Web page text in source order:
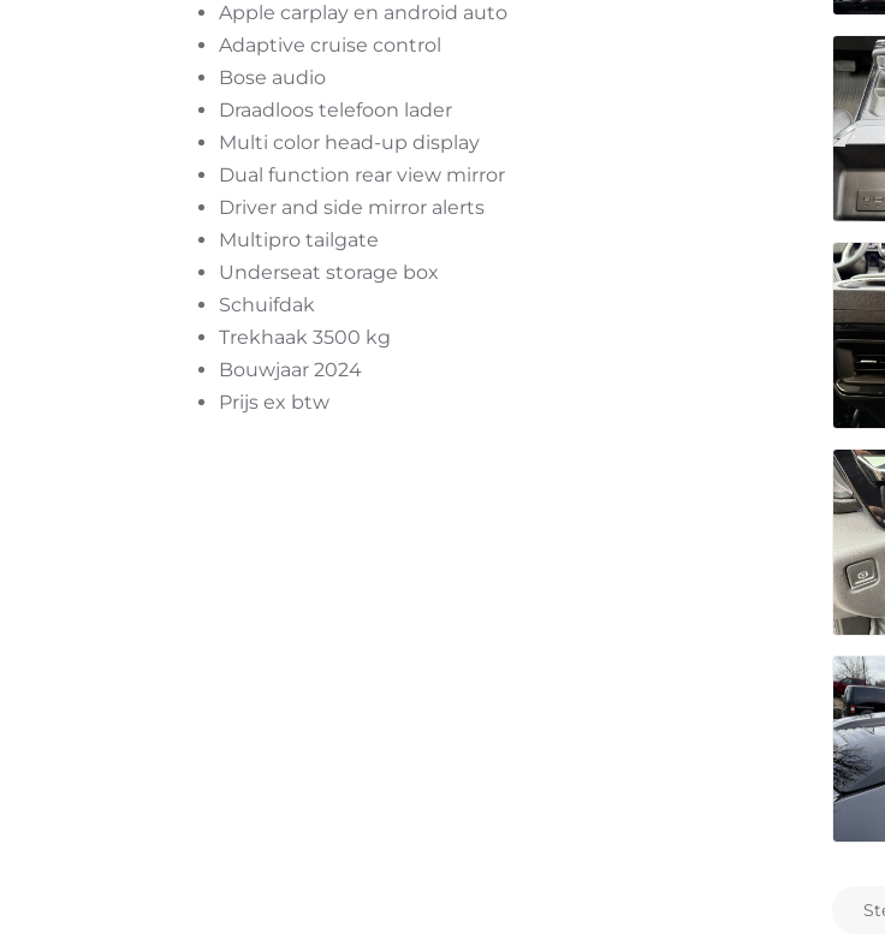
Apple carplay en android auto
Adaptive cruise control
Bose audio
Draadloos telefoon lader
Multi color head-up display
Dual function rear view mirror
Driver and side mirror alerts
Multipro tailgate
Underseat storage box
Schuifdak
Trekhaak 3500 kg
Bouwjaar 2024
Prijs ex btw